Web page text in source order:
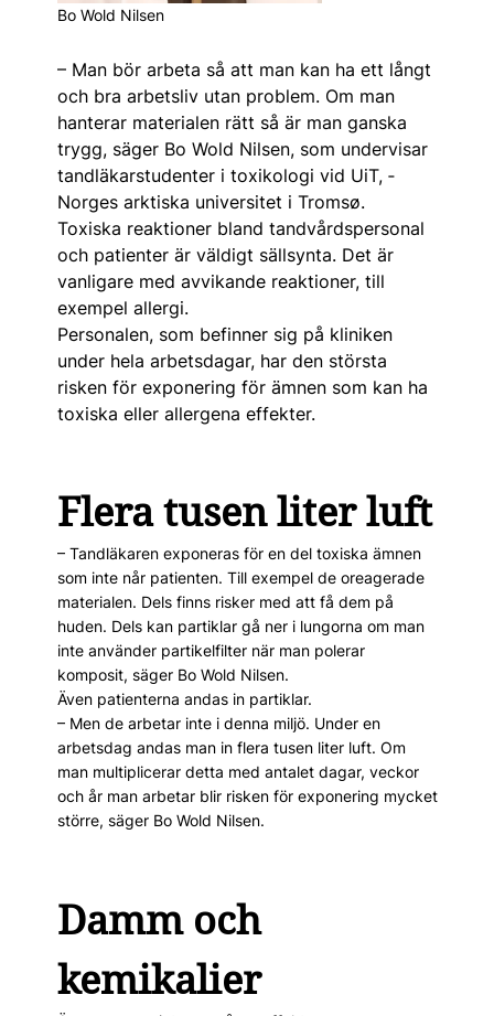
Bo Wold Nilsen
– Man bör arbeta så att man kan ha ett långt
och bra arbetsliv utan problem. Om man
hanterar materialen rätt så är man ganska
trygg, säger Bo Wold Nilsen, som undervisar
tandläkarstudenter i toxikologi vid UiT, ­
Norges arktiska universitet i Tromsø.
Toxiska reaktioner bland tandvårdspersonal
och patienter är väldigt sällsynta. Det är
vanligare med avvikande reaktioner, till
exempel allergi.
Personalen, som befinner sig på kliniken
under hela arbetsdagar, har den största
risken för exponering för ämnen som kan ha
toxiska eller allergena effekter.
Flera tusen liter luft
– Tandläkaren exponeras för en del toxiska ämnen
som inte når patienten. Till exempel de oreagerade
materialen. Dels finns risker med att få dem på
huden. Dels kan partiklar gå ner i lungorna om man
inte använder partikelfilter när man polerar
komposit, säger Bo Wold Nilsen.
Även patienterna andas in partiklar.
– Men de arbetar inte i denna miljö. Under en
arbetsdag andas man in flera tusen liter luft. Om
man multi­plicerar detta med antalet dagar, veckor
och år man arbetar blir risken för exponering mycket
större, säger Bo Wold ­Nilsen.
Damm och
kemikalier